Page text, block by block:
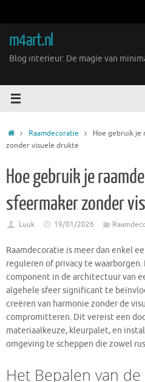
inhoud
m4art.nl
Blog interieur: De magie van
HomeRaamdecoratie
Hoe gebruik je
zonder visuele drukte
Hoe gebruik je
sfeermaker zonder
Luuk 19/01/2026
Raamdecoratie is meer dan enkel
reguleren of privacy te
component in de architectuur van
algehele sfeer significant te
creëren van harmonie zonder de
compromitteren. Dit vereist een
materiaalkeuze, kleurpalet, en
omgeving te scheppen die zowel
Het Bepalen van de